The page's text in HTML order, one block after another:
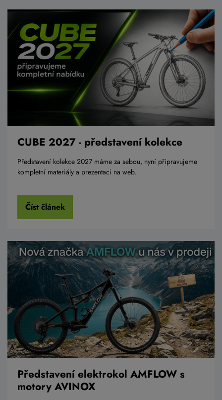
CUBE 2027 - představení kolekce
Představení kolekce 2027 máme za sebou, nyní připravujeme
kompletní materiály a prezentaci na web.
Číst článek
Představení elektrokol AMFLOW s
motory AVINOX